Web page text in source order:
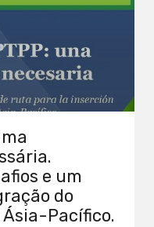
e um
do
Ásia-Pacífico.